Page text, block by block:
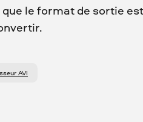
le format de sortie
AVI